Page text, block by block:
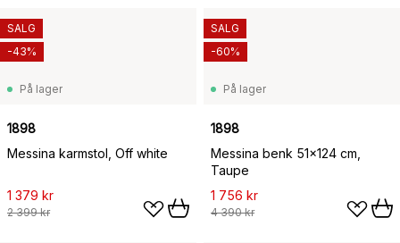
På lager
1898
Messina karmstol, Off white
1 379 kr
2 399 kr
SALG
-43%
På lager
1898
Messina benk 51x124 cm,
Taupe
1 756 kr
4 390 kr
SALG
-60%